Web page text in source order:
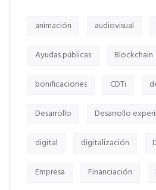
animación audiovisual
Ayudas públicas Blockchain
bonificaciones CDTi
Desarrollo Desarrollo
digital digitalización
Empresa Financiación